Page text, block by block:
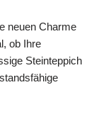
neuen Charme
ob Ihre
Steinteppich